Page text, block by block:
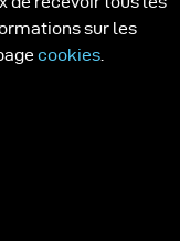
sur le Siros L
sur les
cookies